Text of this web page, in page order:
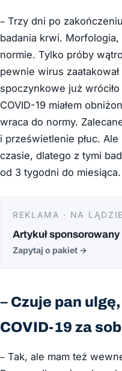
– Trzy dni po
badania krwi. Morfologia,
normie. Tylko próby
pewnie wirus
spoczynkowe już
COVID-19 miałem
wraca do normy.
i prześwietlenie płuc.
czasie, dlatego z tymi
od 3 tygodni do miesiąca.
REKLAMA · NA LĄDZIE
Artykuł sponsorowany
Zapytaj o pakiet →
– Czuje pan
COVID-19 za
– Tak, ale mam też